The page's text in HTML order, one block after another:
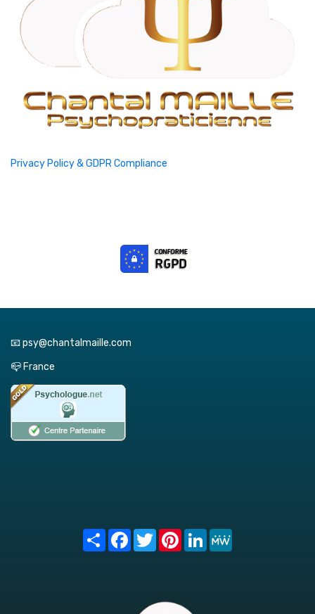
Privacy Policy & GDPR Compliance
📧 psy@chantalmaille.com
📪 France
Share FacebookTwitterPinterest
LinkedIn